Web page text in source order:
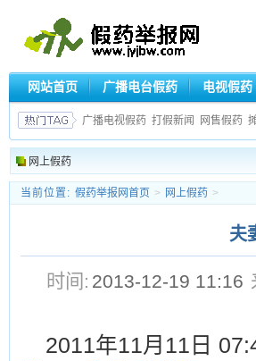
网站首页 广播电台假药 电视假药
广播电视假药 打假新闻 网售假药
网上假药
当前位置: 假药举报网首页 > 网上假药 >
夫
时间: 2013-12-19 11:16
2011年11月11日